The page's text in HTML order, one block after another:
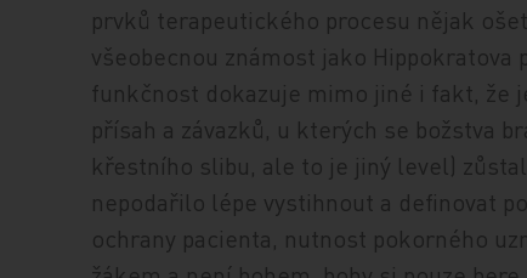
prvků terapeutického procesu nějak
všeobecnou známost jako Hippokratova
funkčnost dokazuje mimo jiné i fakt, že
přísah a závazků, u kterých se božstva
křestního slibu, ale to je jiný level)
nepodařilo lépe vystihnout a definovat
ochrany pacienta, nutnost pokorného